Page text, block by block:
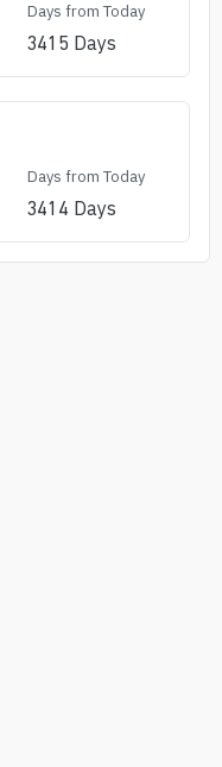
Days from Today
3415 Days
Days from Today
3414 Days